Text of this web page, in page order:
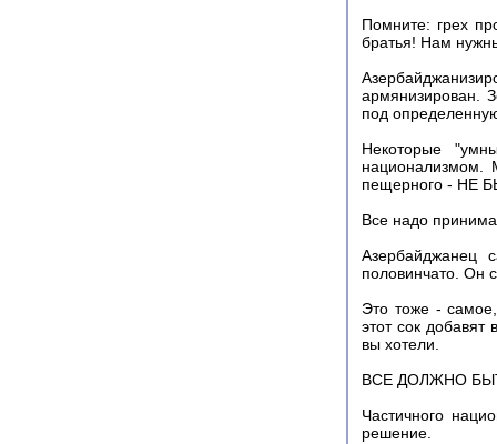
Помните: грех
братья! Нам
армянизирован.
под
Некоторые
национализмом.
пещерного - НЕ
Все надо
Азербайджанец
половинчато. Он
Это тоже -
этот сок добавят
вы хотели.
ВСЕ ДОЛЖНО
Частичного
решение.